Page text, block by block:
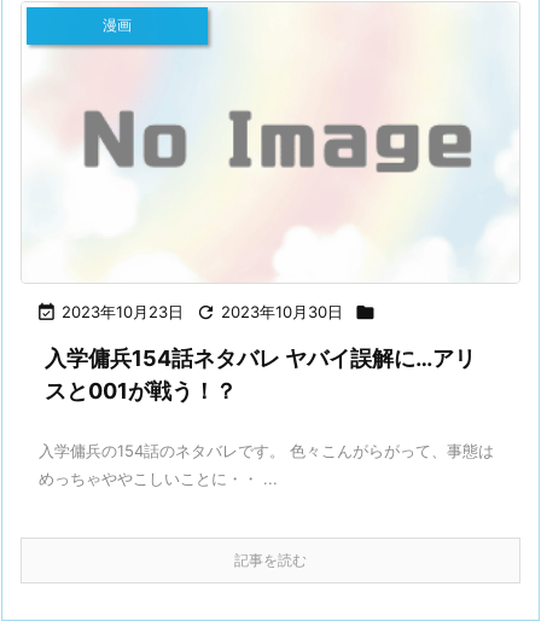
 2023年10月23日  2023年10月30日 
漫画
入学傭兵154話ネタバレ ヤバイ誤解に…アリ
スと001が戦う！？
入学傭兵の154話のネタバレです。 色々こんがらがって、事態は
めっちゃややこしいことに・・ ...
記事を読む